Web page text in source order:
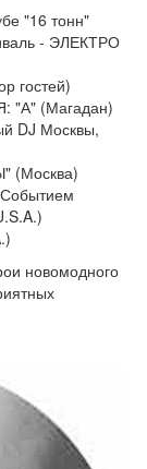
"16 тонн"
- ЭЛЕКТРО
гостей)
"А" (Магадан)
DJ Москвы,
(Москва)
новомодного